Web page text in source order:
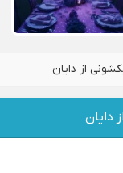
از دایان
دایان